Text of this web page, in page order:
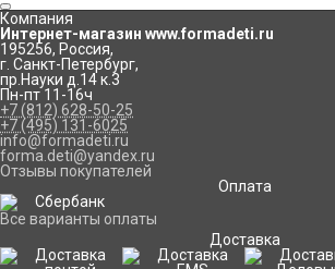
Компания
Интернет-магазин www.formadeti.ru
195256, Россия,
г. Санкт-Петербург,
пр.Науки д.14 к.3
Пн-пт 11-16ч
+7 (812) 628-50-25
+7 (495) 131-6025
info@formadeti.ru
forma.deti@yandex.ru
Отзывы покупателей
Оплата
Все варианты оплаты
Доставка